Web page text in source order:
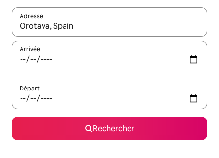
Adresse
Lorsque les résultats s'affichent, utilisez les flèches vers le
Arrivée
Départ
Rechercher